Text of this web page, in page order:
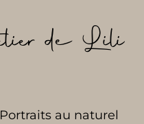
de Lili
au naturel